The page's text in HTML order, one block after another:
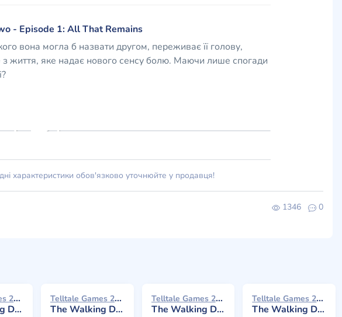
- Episode 1: All That Remains
вона могла б назвати другом, переживає її голову,
життя, яке надає нового сенсу болю. Маючи лише спогади
характеристики обов'язково уточнюйте у продавця!
1346 0
Telltale Games 2014
Way
Telltale Games 2014
The Walking Dead: Season Two - Episode 4: Amid the Ruins
Telltale Games 2013
The Walking Dead: Season Two - Episode 1: All That Remains
Telltale Games 2014
The Walking Dead: Season Two - Episode 5: No Going Back